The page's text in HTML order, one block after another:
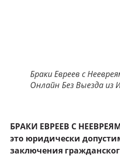
Браки Евреев с
Онлайн Без Выезда из
БРАКИ ЕВРЕЕВ С
это юридически
заключения